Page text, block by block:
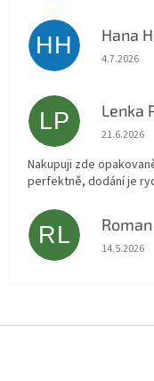
HH Hana
4.7.2026
LP Lenka
21.6.2026
Nakupuji zde
perfektně, dodání je
RL
14.5.2026